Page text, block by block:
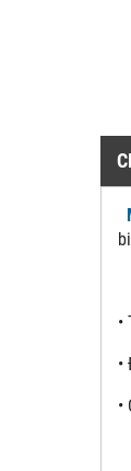
•
•